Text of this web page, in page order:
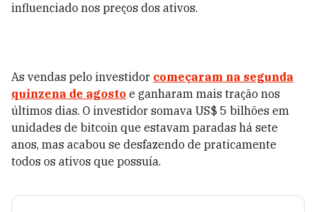
influenciado nos preços dos ativos.
As vendas pelo investidor começaram na segunda
quinzena de agosto e ganharam mais tração nos
últimos dias. O investidor somava US$ 5 bilhões em
unidades de bitcoin que estavam paradas há sete
anos, mas acabou se desfazendo de praticamente
todos os ativos que possuía.